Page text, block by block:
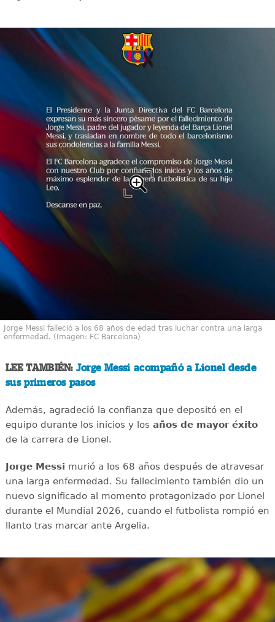
Jorge Messi falleció a los 68 años de edad tras luchar contra una larga
enfermedad. (Imagen: FC Barcelona)
LEE TAMBIÉN: Jorge Messi acompañó a Lionel desde
sus primeros pasos
Además, agradeció la confianza que depositó en el
equipo durante los inicios y los años de mayor éxito
de la carrera de Lionel.
Jorge Messi murió a los 68 años después de atravesar
una larga enfermedad. Su fallecimiento también dio un
nuevo significado al momento protagonizado por Lionel
durante el Mundial 2026, cuando el futbolista rompió en
llanto tras marcar ante Argelia.